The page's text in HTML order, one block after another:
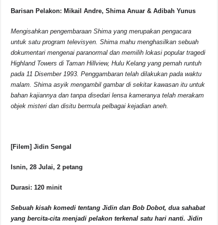
Barisan Pelakon: Mikail Andre, Shima Anuar & Adibah Yunus
Mengisahkan pengembaraan Shima yang merupakan pengacara
untuk satu program televisyen. Shima mahu menghasilkan sebuah
dokumentari mengenai paranormal dan memilih lokasi popular tragedi
Highland Towers di Taman Hillview, Hulu Kelang yang pernah runtuh
pada 11 Disember 1993. Penggambaran telah dilakukan pada waktu
malam. Shima asyik mengambil gambar di sekitar kawasan itu untuk
bahan kajiannya dan tanpa disedari lensa kameranya telah merakam
objek misteri dan disitu bermula pelbagai kejadian aneh.
[Filem] Jidin Sengal
Isnin, 28 Julai, 2 petang
Durasi: 120 minit
Sebuah kisah komedi tentang Jidin dan Bob Dobot, dua sahabat
yang bercita-cita menjadi pelakon terkenal satu hari nanti. Jidin